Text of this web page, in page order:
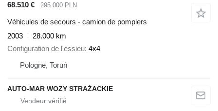
68.510 €
295.000 PLN
Véhicules de secours - camion de pompiers
2003
28.000 km
Configuration de l'essieu 4x4
Pologne, Toruń
AUTO-MAR WOZY STRAŻACKIE